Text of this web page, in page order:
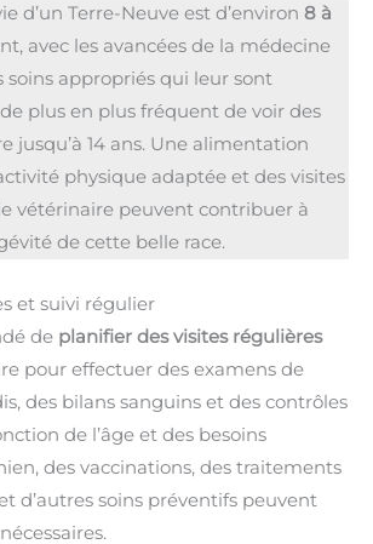
d’un Terre-Neuve est d’environ 8 à
avec les avancées de la médecine
soins appropriés qui leur sont
plus en plus fréquent de voir des
jusqu’à 14 ans. Une alimentation
physique adaptée et des visites
vétérinaire peuvent contribuer à
de cette belle race.
et suivi régulier
de planifier des visites régulières
pour effectuer des examens de
des bilans sanguins et des contrôles
de l’âge et des besoins
des vaccinations, des traitements
d’autres soins préventifs peuvent